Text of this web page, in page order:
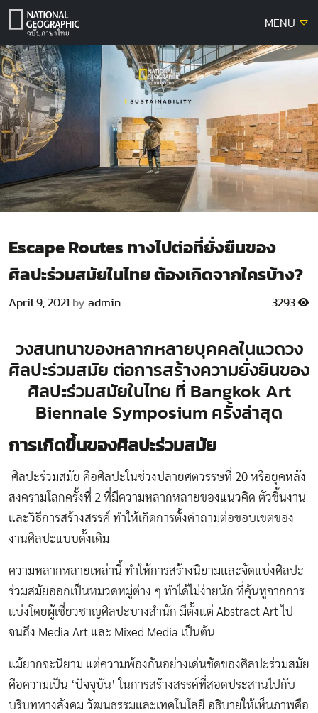
Skip
MENU
Escape Routes ทางไปต่อที่ยั่งยืนของ
ศิลปะร่วมสมัยในไทย ต้องเกิดจากใครบ้าง?
April 9, 2021 by admin 3293
วงสนทนาของหลากหลายบุคคลในแวดวง
ศิลปะร่วมสมัย ต่อการสร้างความยั่งยืนของ
ศิลปะร่วมสมัยในไทย ที่ Bangkok Art
Biennale Symposium ครั้งล่าสุด
การเกิดขึ้นของศิลปะร่วมสมัย
ศิลปะร่วมสมัย คือศิลปะในช่วงปลายศตวรรษที่ 20 หรือยุคหลัง
สงครามโลกครั้งที่ 2 ที่มีความหลากหลายของแนวคิด ตัวชิ้นงาน
และวิธีการสร้างสรรค์ ทำให้เกิดการตั้งคำถามต่อขอบเขตของ
งานศิลปะแบบดั้งเดิม
ความหลากหลายเหล่านี้ ทำให้การสร้างนิยามและจัดแบ่งศิลปะ
ร่วมสมัยออกเป็นหมวดหมู่ต่าง ๆ ทำได้ไม่ง่ายนัก ที่คุ้นหูจากการ
แบ่งโดยผู้เชี่ยวชาญศิลปะบางสำนัก มีตั้งแต่ Abstract Art ไป
จนถึง Media Art และ Mixed Media เป็นต้น
แม้ยากจะนิยาม แต่ความพ้องกันอย่างเด่นชัดของศิลปะร่วมสมัย
คือความเป็น ‘ปัจจุบัน’ ในการสร้างสรรค์ที่สอดประสานไปกับ
บริบททางสังคม วัฒนธรรมและเทคโนโลยี อธิบายให้เห็นภาพคือ